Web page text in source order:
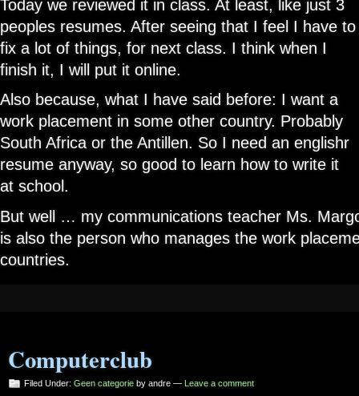
Today we reviewed it in class. At least, like just 3
peoples resumes. After seeing that I feel I have to
fix a lot of things, for next class. I think when I
finish it, I will put it online.
Also because, what I have said before: I want a
work placement in some other country. Probably
South Africa or the Antillen. So I need an englishr
resume anyway, so good to learn how to write it
at school.
But well … my communications teacher Ms.
is also the person who manages the work
countries.
Computerclub
Filed Under: Geen categorie by andre — Leave a comment